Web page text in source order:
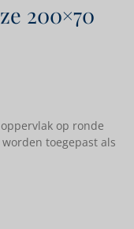
200×70
op ronde
toegepast als